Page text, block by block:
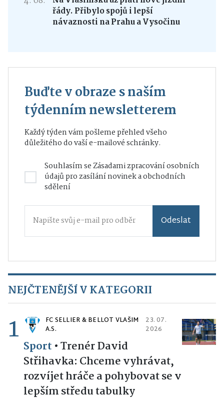
řády. Přibylo spojů i lepší
návaznosti na Prahu a Vysočinu
Buďte v obraze s naším
týdenním newsletterem
Každý týden vám pošleme přehled všeho
důležitého do vaší e-mailové schránky.
Souhlasím seZásadami zpracování osobních
údajůpro zasílání novinek a obchodních
sdělení
Odeslat
NEJČTENĚJŠÍ V KATEGORII
1
FC SELLIER & BELLOT VLAŠIM
A.S.
23. 07.
2026
Sport •Trenér David
Střihavka: Chceme vyhrávat,
rozvíjet hráče a pohybovat se v
lepším středu tabulky